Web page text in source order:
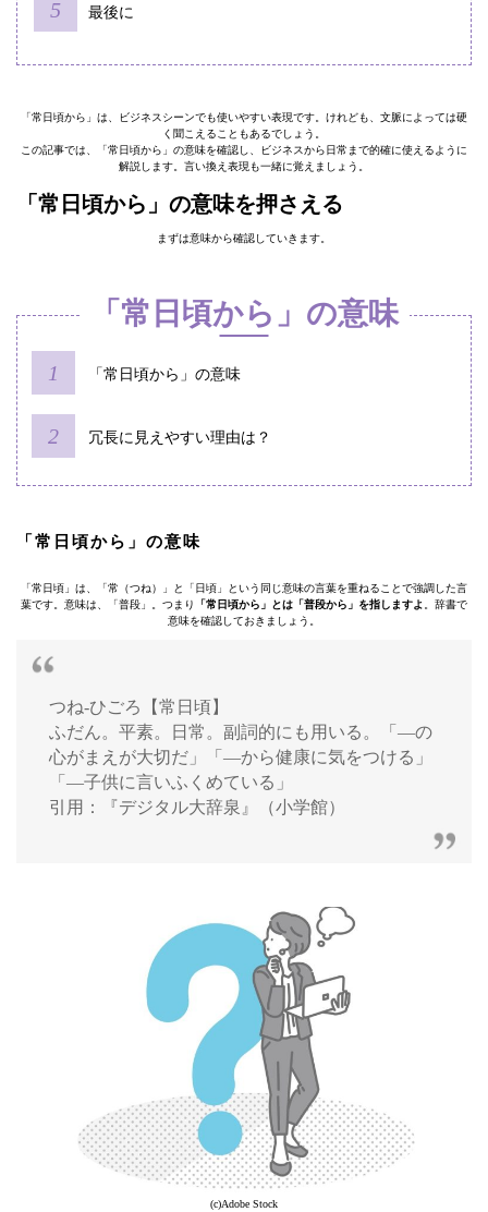
最後に
「常日頃から」は、ビジネスシーンでも使いやすい表現です。けれども、文脈によっては硬
く聞こえることもあるでしょう。
この記事では、「常日頃から」の意味を確認し、ビジネスから日常まで的確に使えるように
解説します。言い換え表現も一緒に覚えましょう。
「常日頃から」の意味を押さえる
まずは意味から確認していきます。
「常日頃から」の意味
「常日頃から」の意味
冗長に見えやすい理由は？
「常日頃から」の意味
「常日頃」は、「常（つね）」と「日頃」という同じ意味の言葉を重ねることで強調した言
葉です。意味は、「普段」。つまり
「常日頃から」とは「普段から」を指しますよ
。辞書で
意味を確認しておきましょう。
つね‐ひごろ【常日頃】
ふだん。平素。日常。副詞的にも用いる。「―の
心がまえが大切だ」「―から健康に気をつける」
「―子供に言いふくめている」
引用：『デジタル大辞泉』（小学館）
(c)Adobe Stock